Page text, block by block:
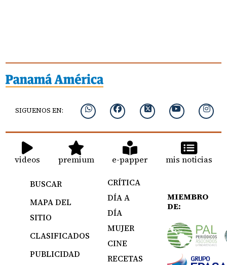
SIGUENOS EN:
videos premium e-papper mis noticias
BUSCAR
MAPA DEL
SITIO
CLASIFICADOS
PUBLICIDAD
CRÍTICA
DÍA A
DÍA
MUJER
CINE
RECETAS
MIEMBRO
DE: